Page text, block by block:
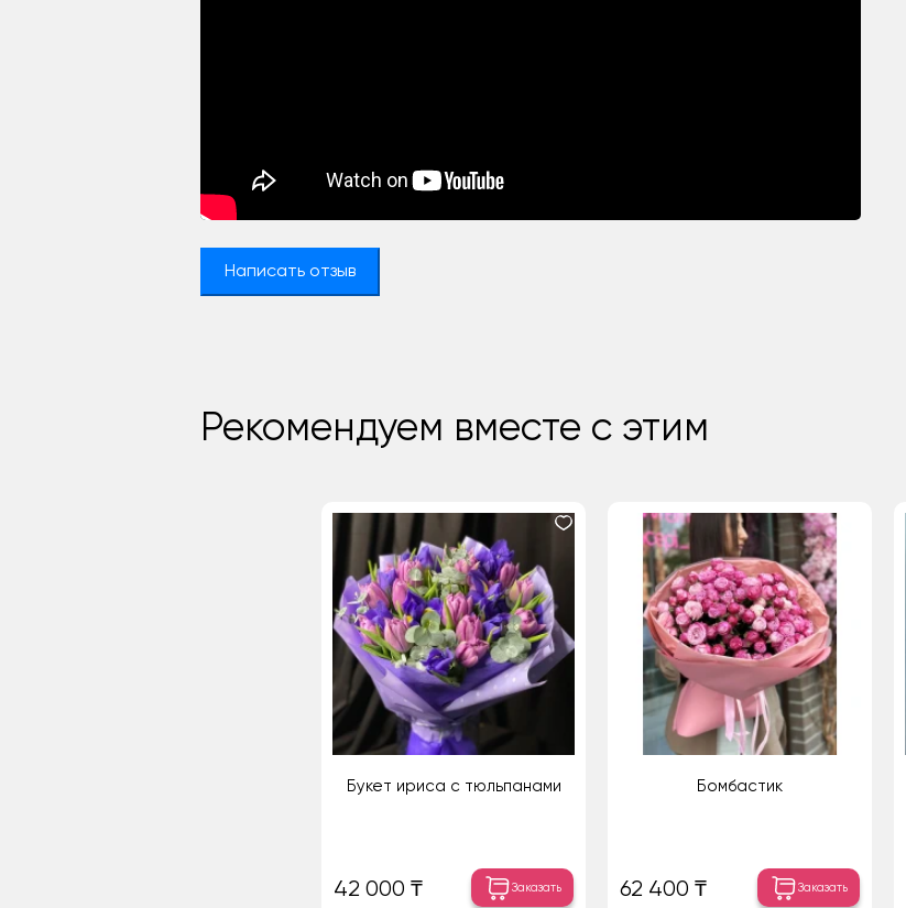
Написать отзыв
Рекомендуем вместе с этим
Букет ириса с тюльпанами
42 000 ₸ Заказать
Бомбастик
62 400 ₸ Заказать